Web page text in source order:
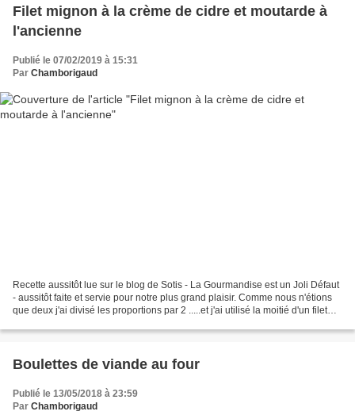
Filet mignon à la crème de cidre et moutarde à
l'ancienne
Publié le 07/02/2019 à 15:31
Par Chamborigaud
Recette aussitôt lue sur le blog de Sotis - La Gourmandise est un Joli Défaut
- aussitôt faite et servie pour notre plus grand plaisir. Comme nous n'étions
que deux j'ai divisé les proportions par 2 .....et j'ai utilisé la moitié d'un filet
Boulettes de viande au four
Publié le 13/05/2018 à 23:59
Par Chamborigaud